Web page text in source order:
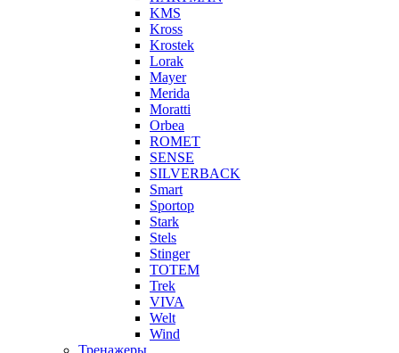
KMS
Kross
Krostek
Lorak
Mayer
Merida
Moratti
Orbea
ROMET
SENSE
SILVERBACK
Smart
Sportop
Stark
Stels
Stinger
TOTEM
Trek
VIVA
Welt
Wind
Тренажеры